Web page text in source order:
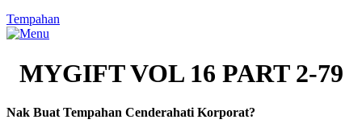
Tempahan
MYGIFT VOL 16 PART 2-79
Nak Buat Tempahan Cenderahati Korporat?